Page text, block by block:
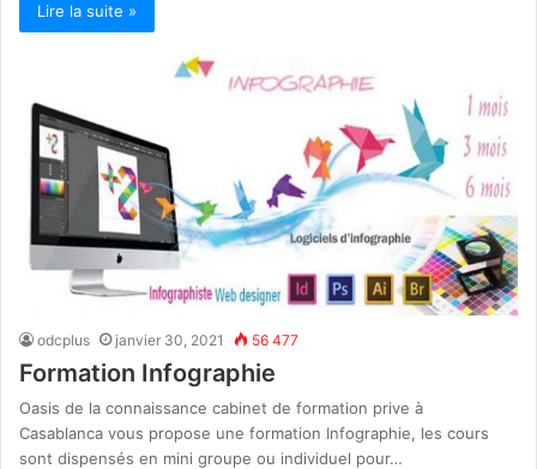
Lire la suite »
odcplus janvier 30, 2021 56 477
Formation Infographie
Oasis de la connaissance cabinet de formation prive à
Casablanca vous propose une formation Infographie, les cours
sont dispensés en mini groupe ou individuel pour…